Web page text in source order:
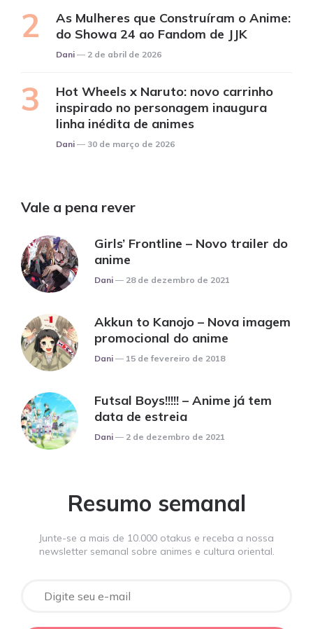
As Mulheres que Construíram o Anime:
do Showa 24 ao Fandom de JJK
Posted
Dani 2 de abril de 2026
Hot Wheels x Naruto: novo carrinho
inspirado no personagem inaugura
linha inédita de animes
Posted
Dani 30 de março de 2026
Vale a pena rever
Girls’ Frontline – Novo trailer do
anime
Posted
Dani 28 de dezembro de 2021
Akkun to Kanojo – Nova imagem
promocional do anime
Posted
Dani 15 de fevereiro de 2018
Futsal Boys!!!!! – Anime já tem
data de estreia
Posted
Dani 2 de dezembro de 2021
Resumo semanal
Junte-se a mais de 10.000 otakus e receba a nossa
newsletter semanal sobre animes e cultura oriental.